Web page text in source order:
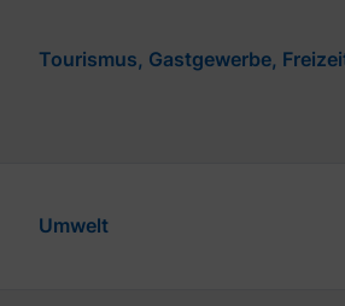
Tourismus, Gastgewerbe,
Umwelt